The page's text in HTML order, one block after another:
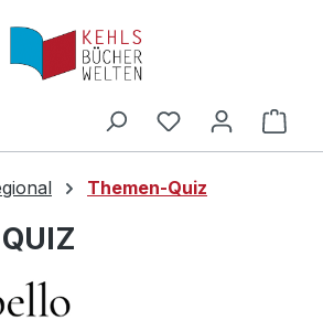
Themen-Quiz